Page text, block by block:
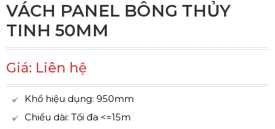
VÁCH PANEL BÔNG THỦY
TINH 50MM
Giá: Liên hệ
Khổ hiệu dụng: 950mm
Chiều dài: Tối đa <=15m